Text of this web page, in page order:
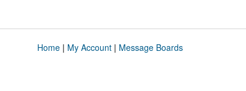
Home| My Account| Message Boards